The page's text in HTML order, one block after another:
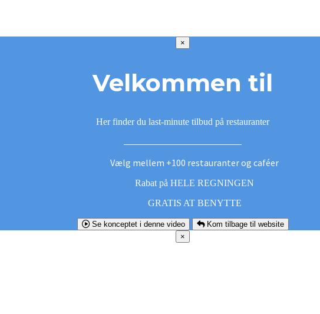
×
Velkommen til
Her finder du last-minute tilbud på restauranter
Vælg mellem +100 restauranter og caféer
Rabat på HELE REGNINGEN
GRATIS AT BENYTTE
Se konceptet i denne video
Kom tilbage til website
×